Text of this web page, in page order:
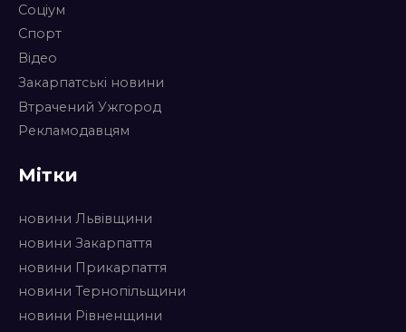
Соціум
Спорт
Відео
Закарпатські новини
Втрачений Ужгород
Рекламодавцям
Мітки
новини Львівщини
новини Закарпаття
новини Прикарпаття
новини Тернопільщини
новини Рівненщини